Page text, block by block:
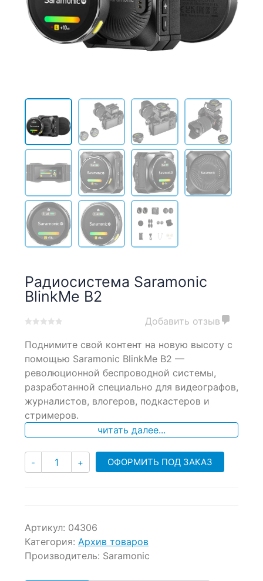
Радиосистема Saramonic
BlinkMe B2
out
on
customer
ratings
Добавить отзыв
Поднимите свой контент на новую высоту с
помощью Saramonic BlinkMe B2 —
революционной беспроводной системы,
разработанной специально для видеографов,
журналистов, влогеров, подкастеров и
стримеров.
читать далее...
- Количество
+ ОФОРМИТЬ ПОД ЗАКАЗ
Артикул: 04306
Категория: Архив товаров
Производитель: Saramonic